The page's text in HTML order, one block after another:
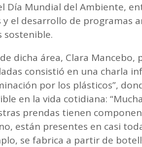
Día Mundial del Ambiente,
el desarrollo de programas
sostenible.
dicha área, Clara Mancebo,
consistió en una charla
por los plásticos”,
en la vida cotidiana:
prendas tienen
están presentes en casi
se fabrica a partir de